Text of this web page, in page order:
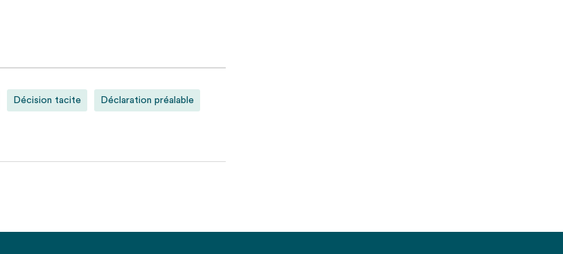
Décision tacite Déclaration préalable